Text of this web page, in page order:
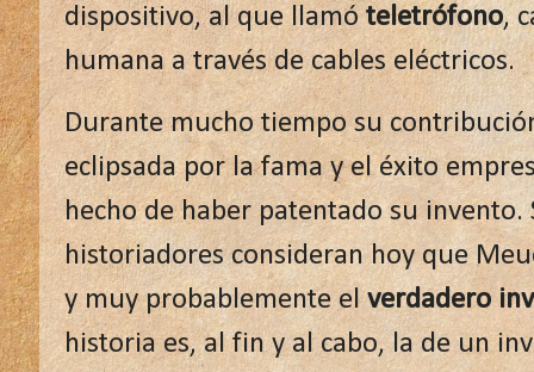
dispositivo, al que llamóteletrófono,
humana a través de cables eléctricos.
Durante mucho tiempo su
eclipsada por la fama y el éxito
hecho de haber patentado su invento.
historiadores consideran hoy que
y muy probablemente elverdadero
historia es, al fin y al cabo, la de un